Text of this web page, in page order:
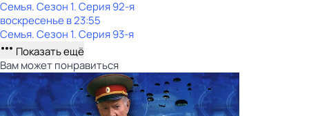
Семья. Сезон 1. Серия 92-я
воскресенье в23:55
Семья. Сезон 1. Серия 93-я
Показать ещё
Вам может понравиться